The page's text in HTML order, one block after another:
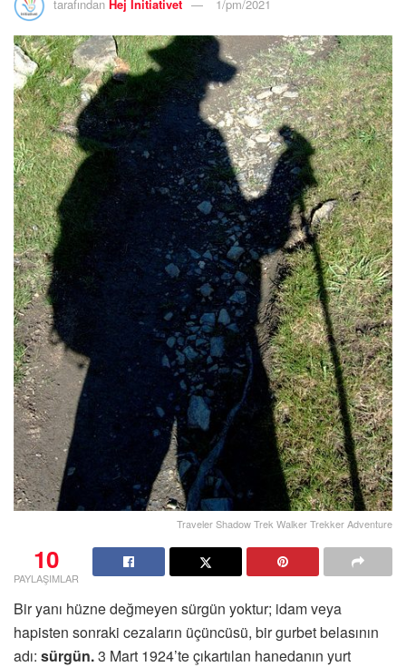
tarafından Hej Initiativet 1/pm/2021
Traveler Shadow Trek Walker Trekker Adventure
10
PAYLAŞIMLAR
Bir yanı hüzne değmeyen sürgün yoktur; idam veya
hapisten sonraki cezaların üçüncüsü, bir gurbet belasının
adı: sürgün.3 Mart 1924’te çıkartılan hanedanın yurt